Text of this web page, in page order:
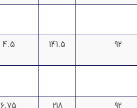
92
141.5
4.5
92
218
6.75